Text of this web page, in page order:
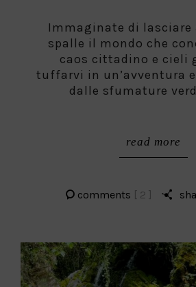
Immaginate di lasciare
spalle il mondo che
caos cittadino e cieli
tuffarvi in un’avventura
dalle sfumature
read more
comments [ 2 ]